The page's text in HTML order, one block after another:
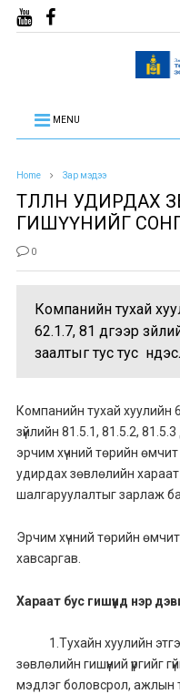
MENU
Home Зар мэдээ
ТӨЛӨӨЛӨН УДИРДАХ
ГИШҮҮНИЙГ
0
Компанийн тухай
62.1.7, 81 дүгээр
заалтыг тус тус
Компанийн тухай хуулийн
зүйлийн 81.5.1, 81.5.2,
эрчим хүчний төрийн
удирдах зөвлөлийн хараат
шалгаруулалтыг зарлаж
Эрчим хүчний төрийн
хавсаргав.
Хараат бус гишүүнд нэр
1.Тухайн хуулийн
зөвлөлийн гишүүний
мэдлэг боловсрол, ажлын